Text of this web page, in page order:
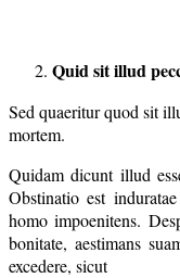
Quid sit illud
Sed quaeritur quod sit
mortem.
Quidam dicunt illud
Obstinatio est
homo impoenitens.
bonitate, aestimans
excedere, sicut